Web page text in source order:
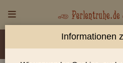
Material/Glassorte Sorte/Form
Rocailles Größen
Informationen